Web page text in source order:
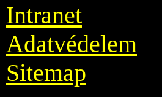
Intranet
Adatvédelem
Sitemap